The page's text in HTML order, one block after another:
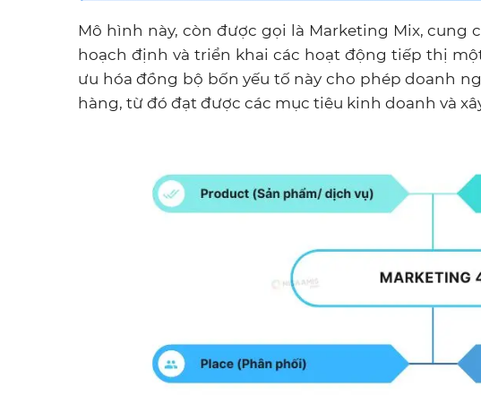
Mô hình này, còn được gọi là Marketing Mix,
hoạch định và triển khai các hoạt động tiếp thị
ưu hóa đồng bộ bốn yếu tố này cho phép doanh
hàng, từ đó đạt được các mục tiêu kinh doanh và